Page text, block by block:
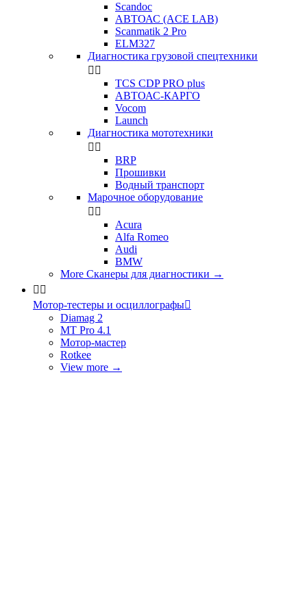
Scandoc
АВТОАС (ACE LAB)
Scanmatik 2 Pro
ELM327
Диагностика грузовой спецтехники
 
TCS CDP PRO plus
АВТОАС-КАРГО
Vocom
Launch
Диагностика мототехники
 
BRP
Прошивки
Водный транспорт
Марочное оборудование
 
Acura
Alfa Romeo
Audi
BMW
More Сканеры для диагностики →
 
Мотор-тестеры и осциллографы
Diamag 2
MT Pro 4.1
Мотор-мастер
Rotkee
View more →